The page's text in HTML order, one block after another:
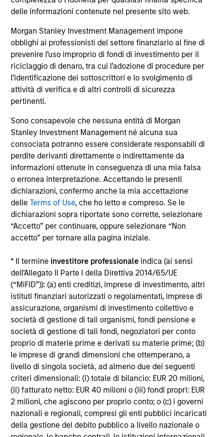
delle informazioni contenute nel presente sito web.
Morgan Stanley Investment Management impone
obblighi ai professionisti del settore finanziario al fine di
prevenire l’uso improprio di fondi di investimento per il
riciclaggio di denaro, tra cui l’adozione di procedure per
l’identificazione dei sottoscrittori e lo svolgimento di
attività di verifica e di altri controlli di sicurezza
pertinenti.
Sono consapevole che nessuna entità di Morgan
Stanley Investment Management né alcuna sua
consociata potranno essere considerate responsabili di
perdite derivanti direttamente o indirettamente da
informazioni ottenute in conseguenza di una mia falsa
o erronea interpretazione. Accettando le presenti
dichiarazioni, confermo anche la mia accettazione
delleTerms of Use, che ho letto e compreso. Se le
dichiarazioni sopra riportate sono corrette, selezionare
“Accetto” per continuare, oppure selezionare “Non
accetto” per tornare alla pagina iniziale.
* Il termine investitore professionale indica (ai sensi
dell’Allegato II Parte I della Direttiva 2014/65/UE
(“MiFID”)): (a) enti creditizi, imprese di investimento, altri
istituti finanziari autorizzati o regolamentati, imprese di
assicurazione, organismi di investimento collettivo e
società di gestione di tali organismi, fondi pensione e
società di gestione di tali fondi, negoziatori per conto
proprio di materie prime e derivati su materie prime; (b)
le imprese di grandi dimensioni che ottemperano, a
livello di singola società, ad almeno due dei seguenti
criteri dimensionali: (i) totale di bilancio: EUR 20 milioni,
(ii) fatturato netto: EUR 40 milioni o (iii) fondi propri: EUR
2 milioni, che agiscono per proprio conto; o (c) i governi
nazionali e regionali, compresi gli enti pubblici incaricati
della gestione del debito pubblico a livello nazionale o
all’emissione e al rimborso delle azioni. La fonte di tutti i
Investment Management Limited (“MSIM Ltd”).
Il valore degli investimenti e i proventi da essi derivanti
possono aumentare come diminuire e un investitore può
non
recuperare l'importo investito.
I dati di performance per i comparti con track record
inferiore a un anno non sono illustrati. Le performance sono
calcolate al netto delle commissioni. I dati di performance
da inizio anno non sono annualizzati. Le performance di
altre classi di azioni, se disponibili, potrebbero essere
diverse. Prima di investire si consiglia di valutare
attentamente gli obiettivi d’investimento, i rischi, le
commissioni e le spese del comparto.
Il ricorso alla leva aumenta i rischi: una variazione
relativamente contenuta nel valore di un investimento può
determinare una variazione molto più elevata, sia in senso
positivo che negativo, nel valore di quell’investimento e, di
conseguenza, nel valore del Comparto.
Alcuni documenti disponibili in questo sito possono
riguardare più comparti della gamma Morgan Stanley
sono disponibili in tutte le giurisdizioni e che i comparti non
sono disponibili per le persone residenti nelle giurisdizioni
in cui tale distribuzione o disponibilità sia contraria alle
leggi o ai regolamenti locali.
Più alta è la categoria (1-7), maggiore è il potenziale di
rendimento, ma anche il rischio di perdere l’investimento.
La categoria 1 non indica un investimento privo di rischio. Si
rimanda al Documento contenente informazioni chiave per
gli investitori (KIID), nella sezione Risorse, per il rating di
rischio specifico per le classi di azioni e le avvertenze.
Il Morningstar Rating™, o “star rating” viene calcolato per i
prodotti gestiti (inclusi fondi comuni, sottoconti di rendite
variabili e polizze vita variabili, exchange-traded fund, fondi
chiusi e conti separati) con uno storico minimo di tre anni.
Gli exchange-traded fund e i fondi comuni aperti sono
considerati come un’unica categoria a fini comparativi. Il
rating viene calcolato sulla base di una misura del